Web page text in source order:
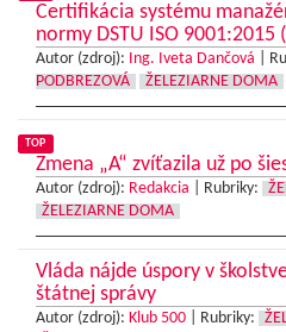
Certifikácia systému
normy DSTU ISO 9001:2015
Autor (zdroj): Ing. Iveta Dančová
PODBREZOVÁ
ŽELEZIARNE DOMA
TOP
Zmena „A“ zvíťazila už po
Autor (zdroj): Redakcia Rubriky:
ŽELEZIARNE DOMA
Vláda nájde úspory v
štátnej správy
Autor (zdroj): Klub 500 Rubriky: